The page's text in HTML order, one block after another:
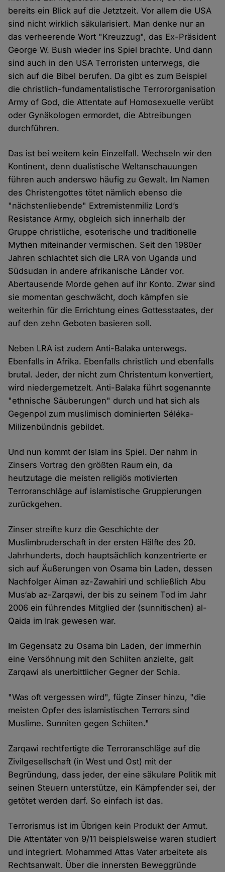
bereits ein Blick auf die Jetztzeit. Vor allem die USA
sind nicht wirklich säkularisiert. Man denke nur an
das verheerende Wort "Kreuzzug", das Ex-Präsident
George W. Bush wieder ins Spiel brachte. Und dann
sind auch in den USA Terroristen unterwegs, die
sich auf die Bibel berufen. Da gibt es zum Beispiel
die christlich-fundamentalistische Terrororganisation
Army of God, die Attentate auf Homosexuelle verübt
oder Gynäkologen ermordet, die Abtreibungen
durchführen.
Das ist bei weitem kein Einzelfall. Wechseln wir den
Kontinent, denn dualistische Weltanschauungen
führen auch anderswo häufig zu Gewalt. Im Namen
des Christengottes tötet nämlich ebenso die
"nächstenliebende" Extremistenmiliz Lord’s
Resistance Army, obgleich sich innerhalb der
Gruppe christliche, esoterische und traditionelle
Mythen miteinander vermischen. Seit den 1980er
Jahren schlachtet sich die LRA von Uganda und
Südsudan in andere afrikanische Länder vor.
Abertausende Morde gehen auf ihr Konto. Zwar sind
sie momentan geschwächt, doch kämpfen sie
weiterhin für die Errichtung eines Gottesstaates, der
auf den zehn Geboten basieren soll.
Neben LRA ist zudem Anti-Balaka unterwegs.
Ebenfalls in Afrika. Ebenfalls christlich und ebenfalls
brutal. Jeder, der nicht zum Christentum konvertiert,
wird niedergemetzelt. Anti-Balaka führt sogenannte
"ethnische Säuberungen" durch und hat sich als
Gegenpol zum muslimisch dominierten Séléka-
Milizenbündnis gebildet.
Und nun kommt der Islam ins Spiel. Der nahm in
Zinsers Vortrag den größten Raum ein, da
heutzutage die meisten religiös motivierten
Terroranschläge auf islamistische Gruppierungen
zurückgehen.
Zinser streifte kurz die Geschichte der
Muslimbruderschaft in der ersten Hälfte des 20.
Jahrhunderts, doch hauptsächlich konzentrierte er
sich auf Äußerungen von Osama bin Laden, dessen
Nachfolger Aiman az-Zawahiri und schließlich Abu
Mus‘ab az-Zarqawi, der bis zu seinem Tod im Jahr
2006 ein führendes Mitglied der (sunnitischen) al-
Qaida im Irak gewesen war.
Im Gegensatz zu Osama bin Laden, der immerhin
eine Versöhnung mit den Schiiten anzielte, galt
Zarqawi als unerbittlicher Gegner der Schia.
"Was oft vergessen wird", fügte Zinser hinzu, "die
meisten Opfer des islamistischen Terrors sind
Muslime. Sunniten gegen Schiiten."
Zarqawi rechtfertigte die Terroranschläge auf die
Zivilgesellschaft (in West und Ost) mit der
Begründung, dass jeder, der eine säkulare Politik mit
seinen Steuern unterstütze, ein Kämpfender sei, der
getötet werden darf. So einfach ist das.
Terrorismus ist im Übrigen kein Produkt der Armut.
Die Attentäter von 9/11 beispielsweise waren studiert
und integriert. Mohammed Attas Vater arbeitete als
Rechtsanwalt. Über die innersten Beweggründe